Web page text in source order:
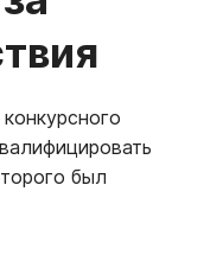
был